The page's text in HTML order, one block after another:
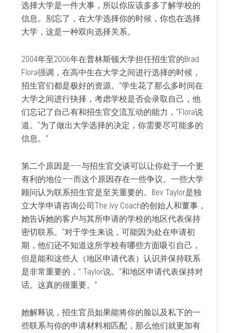
选择大学是一件大事，所以你应该多多了解学校的
信息。别忘了，在大学选择你的时候，你也在选择
大学，这是一种双向选择关系。
2004年至2006年在普林斯顿大学担任招生官的Brad
Flora强调，在高中生在大学之间进行选择的时候，
招生官们都是极好的资源。“学生花了那么多时间在
大学之间进行抉择，考虑学校是否会录取自己，他
们忘记了自己有和招生官交流互动的能力，”Flora说
道。“为了做出大学选择的决定，你需要尽可能多的
信息。”
第二个原因是——与招生官交谈可以让你处于一个更
有利的地位——而这个原因存在一些争议。一些大学
顾问认为联系招生官是至关重要的。Bev Taylor是独
立大学申请咨询公司The Ivy Coach的创始人和董事，
她告诉她的客户与其所申请的学校的地区代表保持
密切联系。“对于学生来说，可能因为处在申请初
期，他们还不知道这所学校有哪些方面吸引自己，
但是能和这些人（地区申请代表）认识并保持联系
是非常重要的，” Taylor说。“和地区申请代表保持对
话。这真的很重要。”
她解释说，招生官员如果能将你的脸以及私下的一
些联系与你的申请材料相匹配，那么他们就更加有